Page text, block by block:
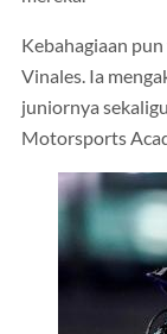
Kebahagiaan
Vinales. Ia
juniornya
Motorsports